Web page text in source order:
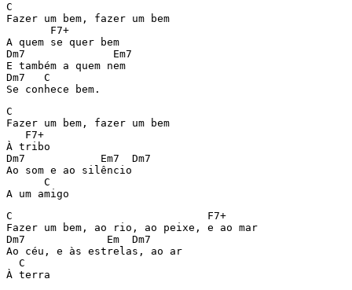
C
Fazer um bem, fazer um bem
       F7+
A quem se quer bem
Dm7              Em7
E também a quem nem
Dm7   C
Se conhece bem.
C
Fazer um bem, fazer um bem
   F7+
À tribo
Dm7            Em7  Dm7
Ao som e ao silêncio
      C
A um amigo
C                               F7+
Fazer um bem, ao rio, ao peixe, e ao mar
Dm7             Em  Dm7
Ao céu, e às estrelas, ao ar
  C
À terra